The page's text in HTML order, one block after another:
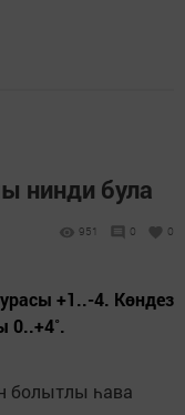
нинди була
951 0 0
+1..-4. Көндез
0..+4˚.
болытлы һава